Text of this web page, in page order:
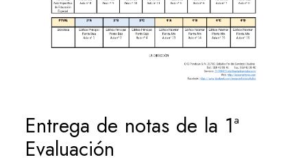
Entrega de notas de la 1ª
Evaluación